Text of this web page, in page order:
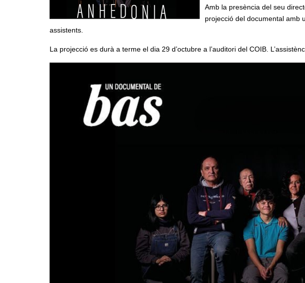
Amb la presència del seu
projecció del documental amb
assistents.
La projecció es durà a terme el dia 29 d’octubre a l’auditori del COIB.